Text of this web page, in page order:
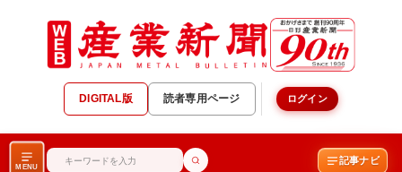
DIGITAL版 読者専用ページ ログイン
MENU
記事ナビ